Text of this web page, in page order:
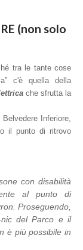
(non solo
tra le tante cose
c'è quella della
che sfrutta la
Inferiore,
il punto di ritrovo
con disabilità
al punto di
Proseguendo,
nic del Parco e il
è più possibile in